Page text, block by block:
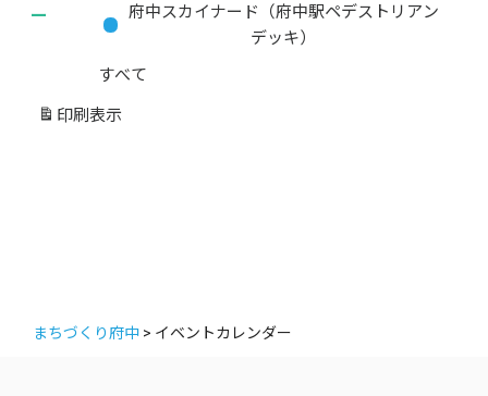
ー
カ
ゴ
リ
府中スカイナード（府中駅ペデストリアン
デッキ）
すべて
印刷 表示
まちづくり府中 > イベントカレンダー